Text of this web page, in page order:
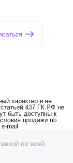
характер и не
437 ГК РФ не
быть доступны к
продажи по
mail
по всей